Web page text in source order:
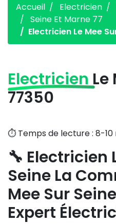
Accueil Electricien
Seine Et Marne 77
Electricien Le Mee
Electricien Le
77350
⏱️ Temps de lecture : 8-10
🔧 Electricien
Seine La
Mee Sur
Expert